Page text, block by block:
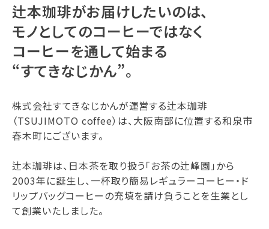
辻本珈琲がお届けしたいのは、
モノとしてのコーヒーではなく
コーヒーを通して始まる
“すてきなじかん”。
株式会社すてきなじかんが運営する辻本珈琲
（TSUJIMOTO coffee）は、大阪南部に位置する和泉市
春木町にございます。
辻本珈琲は、日本茶を取り扱う「お茶の辻峰園」から
2003年に誕生し、一杯取り簡易レギュラーコーヒー・ド
リップバッグコーヒーの充填を請け負うことを生業とし
て創業いたしました。